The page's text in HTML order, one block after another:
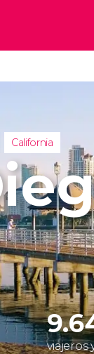
Italia
Reino
Turquía
California
viajeros